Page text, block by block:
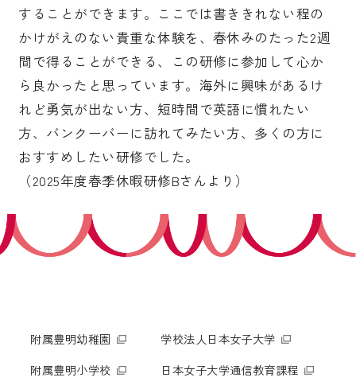
することができます。ここでは書ききれない程の
かけがえのない貴重な体験を、春休みのたった2週
間で得ることができる、この研修に参加して心か
ら良かったと思っています。海外に興味があるけ
れど勇気が出ない方、短時間で英語に慣れたい
方、バンクーバーに訪れてみたい方、多くの方に
おすすめしたい研修でした。
（2025年度春季休暇研修Bさんより）
附属豊明幼稚園
附属豊明小学校
学校法人日本女子大学
日本女子大学通信教育課程